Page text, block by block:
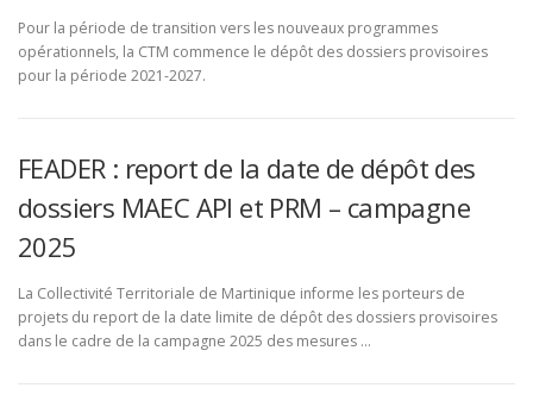
Pour la période de transition vers les nouveaux programmes
opérationnels, la CTM commence le dépôt des dossiers provisoires
pour la période 2021-2027.
FEADER : report de la date de dépôt des
dossiers MAEC API et PRM – campagne
2025
La Collectivité Territoriale de Martinique informe les porteurs de
projets du report de la date limite de dépôt des dossiers provisoires
dans le cadre de la campagne 2025 des mesures …